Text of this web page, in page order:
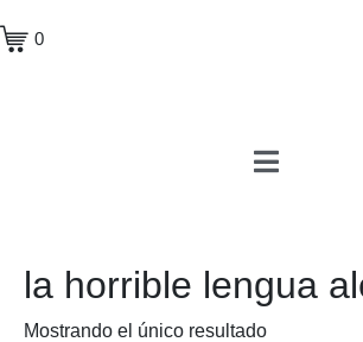
0
la horrible lengua
Mostrando el único resultado